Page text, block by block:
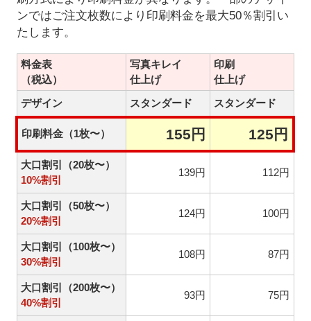
ンではご注文枚数により印刷料金を最大50％割引い
たします。
料金表
（税込）
写真キレイ
仕上げ
印刷
仕上げ
デザイン
スタンダード スタンダード
印刷料金（1枚〜） 155円 125円
大口割引（20枚〜）
10%割引
139円 112円
大口割引（50枚〜）
20%割引
124円 100円
大口割引（100枚〜）
30%割引
108円 87円
大口割引（200枚〜）
40%割引
93円 75円